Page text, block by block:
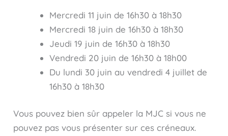
Mercredi 11 juin de 16h30 à 18h30
Mercredi 18 juin de 16h30 à 18h30
Jeudi 19 juin de 16h30 à 18h30
Vendredi 20 juin de 16h30 à 18h00
Du lundi 30 juin au vendredi 4 juillet de
16h30 à 18h30
Vous pouvez bien sûr appeler la MJC si vous ne
pouvez pas vous présenter sur ces créneaux.